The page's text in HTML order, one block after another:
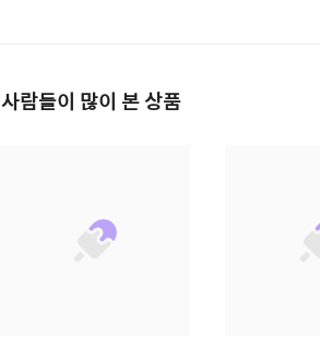
사람들이 많이 본 상품